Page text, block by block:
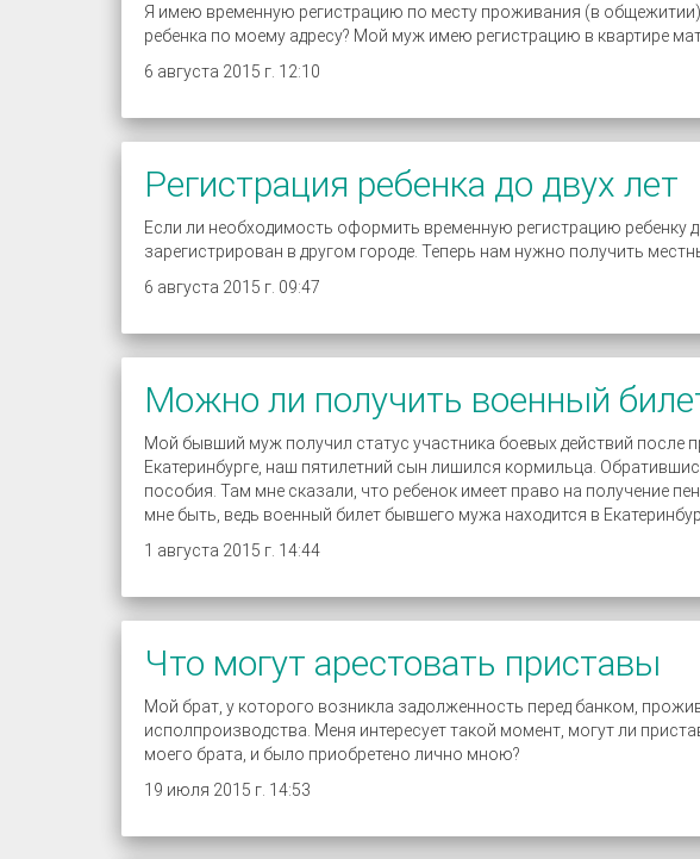
Я имею временную регистрацию по месту проживания (в
ребенка по моему адресу? Мой муж имею регистрацию в квартире
6 августа 2015 г. 12:10
Регистрация ребенка до двух лет
Если ли необходимость оформить временную регистрацию ребенку
зарегистрирован в другом городе. Теперь нам нужно получить
6 августа 2015 г. 09:47
Можно ли получить военный
Мой бывший муж получил статус участника боевых действий после
Екатеринбурге, наш пятилетний сын лишился кормильца.
пособия. Там мне сказали, что ребенок имеет право на получение
мне быть, ведь военный билет бывшего мужа находится в
1 августа 2015 г. 14:44
Что могут арестовать приставы
Мой брат, у которого возникла задолженность перед банком,
исполпроизводства. Меня интересует такой момент, могут ли
моего брата, и было приобретено лично мною?
19 июля 2015 г. 14:53